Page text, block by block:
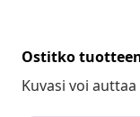
Ostitko
Kuvasi voi